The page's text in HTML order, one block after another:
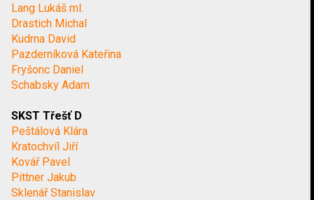
Lang Lukáš ml.
Drastich Michal
Kudrna David
Pazderníková Kateřina
Fryšonc Daniel
Schabsky Adam
SKST Třešť D
Peštálová Klára
Kratochvíl Jiří
Kovář Pavel
Pittner Jakub
Sklenář Stanislav